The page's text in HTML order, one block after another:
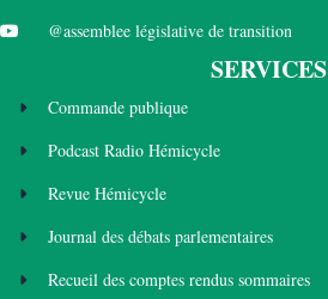
@assemblee législative de transition
SERVICES
Commande publique
Podcast Radio Hémicycle
Revue Hémicycle
Journal des débats parlementaires
Recueil des comptes rendus sommaires